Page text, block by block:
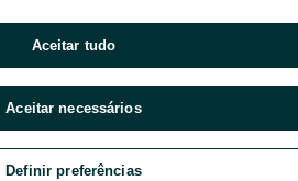
Aceitar tudo
Aceitar necessários
Definir preferências